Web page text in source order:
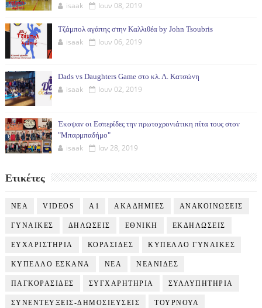
isaak Ιουν 08, 2019
Τζάμπολ αγάπης στην Καλλιθέα by John Tsoubris
isaak Ιουν 06, 2019
Dads vs Daughters Game στο κλ. Λ. Κατσώνη
isaak Ιουν 02, 2019
Έκοψαν οι Εσπερίδες την πρωτοχρονιάτικη πίτα τους στον
"Μπαρμπαδήμο"
isaak Ιαν 28, 2019
Ετικέτες
NEA VIDEOS Α1 ΑΚΑΔΗΜΙΕΣ ΑΝΑΚΟΙΝΩΣΕΙΣ
ΓΥΝΑΙΚΕΣ ΔΗΛΩΣΕΙΣ ΕΘΝΙΚΗ ΕΚΔΗΛΩΣΕΙΣ
ΕΥΧΑΡΙΣΤΗΡΙΑ ΚΟΡΑΣΙΔΕΣ ΚΥΠΕΛΛΟ ΓΥΝΑΙΚΕΣ
ΚΥΠΕΛΛΟ ΕΣΚΑΝΑ ΝΕΑ ΝΕΑΝΙΔΕΣ
ΠΑΓΚΟΡΑΣΙΔΕΣ ΣΥΓΧΑΡΗΤΗΡΙΑ ΣΥΛΛΥΠΗΤΗΡΙΑ
ΣΥΝΕΝΤΕΥΞΕΙΣ-ΔΗΜΟΣΙΕΥΣΕΙΣ ΤΟΥΡΝΟΥΑ